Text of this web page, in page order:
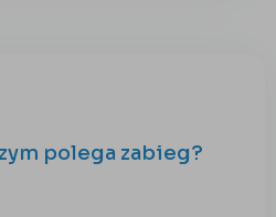
polega zabieg?